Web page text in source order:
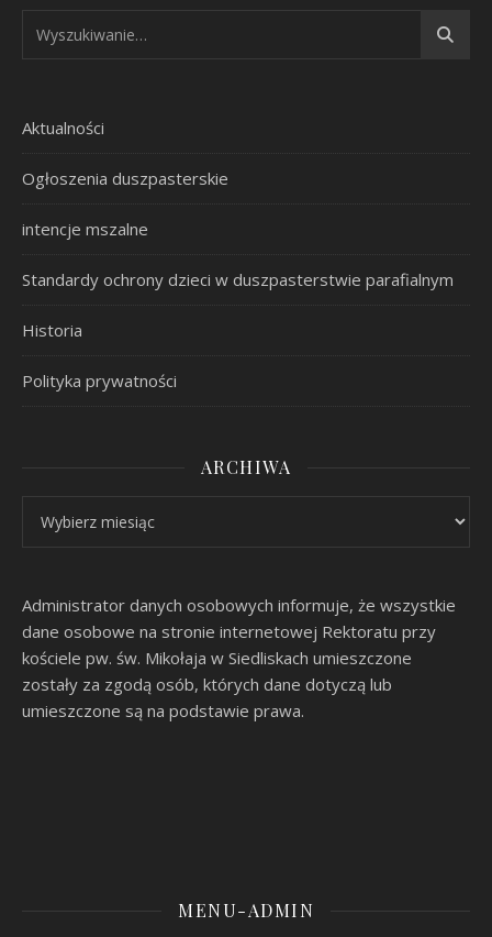
Aktualności
Ogłoszenia duszpasterskie
intencje mszalne
Standardy ochrony dzieci w duszpasterstwie parafialnym
Historia
Polityka prywatności
ARCHIWA
Administrator danych osobowych informuje, że wszystkie
dane osobowe na stronie internetowej Rektoratu przy
kościele pw. św. Mikołaja w Siedliskach umieszczone
zostały za zgodą osób, których dane dotyczą lub
umieszczone są na podstawie prawa.
MENU-ADMIN